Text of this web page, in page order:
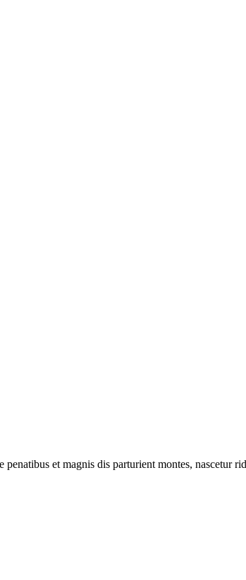
et magnis dis parturient montes, nascetur